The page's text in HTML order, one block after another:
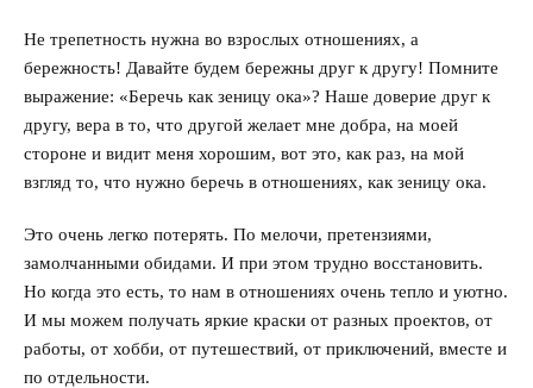
Не трепетность нужна во взрослых отношениях, а
бережность! Давайте будем бережны друг к другу! Помните
выражение: «Беречь как зеницу ока»? Наше доверие друг к
другу, вера в то, что другой желает мне добра, на моей
стороне и видит меня хорошим, вот это, как раз, на мой
взгляд то, что нужно беречь в отношениях, как зеницу ока.
Это очень легко потерять. По мелочи, претензиями,
замолчанными обидами. И при этом трудно восстановить.
Но когда это есть, то нам в отношениях очень тепло и уютно.
И мы можем получать яркие краски от разных проектов, от
работы, от хобби, от путешествий, от приключений, вместе и
по отдельности.